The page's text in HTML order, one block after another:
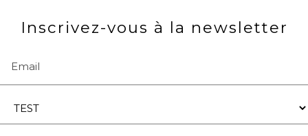
Inscrivez-vous à la newsletter
Email